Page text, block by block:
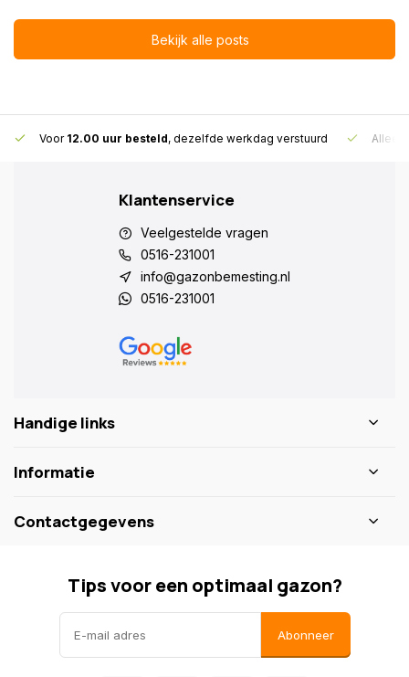
Bekijk alle posts
Voor 12.00 uur besteld, dezelfde werkdag verstuurd Alleen
Klantenservice
Veelgestelde vragen
0516-231001
info@gazonbemesting.nl
0516-231001
Handige links
Informatie
Contactgegevens
Tips voor een optimaal gazon?
Abonneer